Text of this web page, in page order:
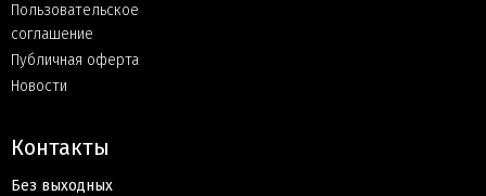
Пользовательское
соглашение
Публичная оферта
Новости
Контакты
Без выходных